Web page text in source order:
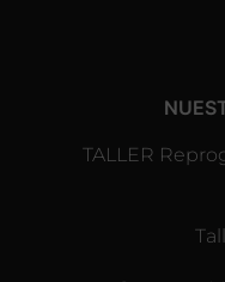
TALLER